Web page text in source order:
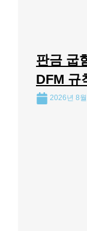
판금 굽
DFM 규
2026년 8월